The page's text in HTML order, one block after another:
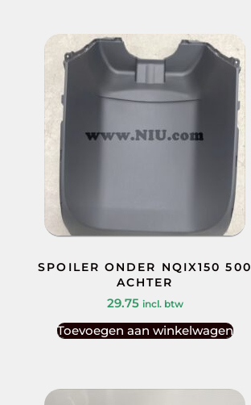
SPOILER ONDER NQIX150 500
ACHTER
29.75 incl. btw
Toevoegen aan winkelwagen